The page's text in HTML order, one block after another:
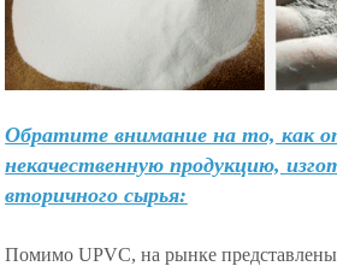
Обратите внимание на то, как
некачественную продукцию,
вторичного сырья:
Помимо UPVC, на рынке